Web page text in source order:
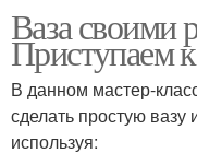
Ваза своими
Приступаем
В данном мастер-
сделать простую вазу
используя: